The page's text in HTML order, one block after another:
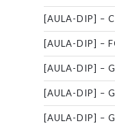
[AULA-DIP] –
[AULA-DIP] –
[AULA-DIP] –
[AULA-DIP] –
[AULA-DIP] –